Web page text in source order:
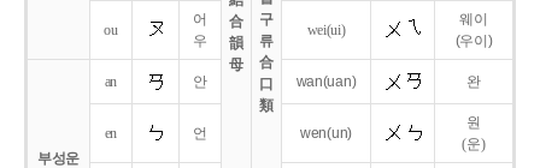
合
韻
母
구
류
合
口
類
ou
어
우
wei(ui)
웨이
(우이)
부성운
an 안 wan(uan) 완
en 언 wen(un)
원
(운)